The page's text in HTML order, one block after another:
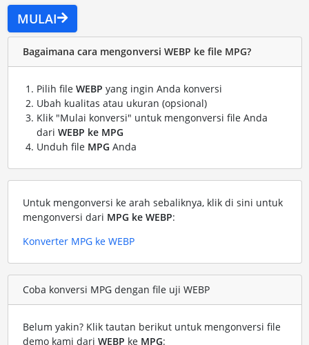
MULAI
Bagaimana cara mengonversi WEBP ke file MPG?
Pilih file WEBP yang ingin Anda konversi
Ubah kualitas atau ukuran (opsional)
Klik "Mulai konversi" untuk mengonversi file Anda
dari WEBP ke MPG
Unduh file MPG Anda
Untuk mengonversi ke arah sebaliknya, klik di sini untuk
mengonversi dari MPG ke WEBP:
Konverter MPG ke WEBP
Coba konversi MPG dengan file uji WEBP
Belum yakin? Klik tautan berikut untuk mengonversi file
demo kami dari WEBP ke MPG: